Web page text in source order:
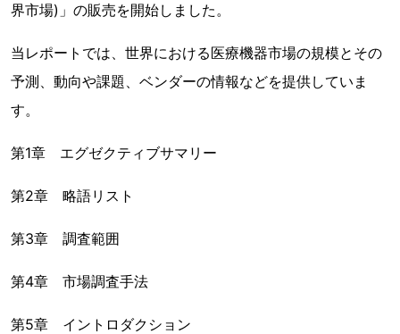
界市場)」の販売を開始しました。
当レポートでは、世界における医療機器市場の規模とその
予測、動向や課題、ベンダーの情報などを提供していま
す。
第1章 エグゼクティブサマリー
第2章 略語リスト
第3章 調査範囲
第4章 市場調査手法
第5章 イントロダクション